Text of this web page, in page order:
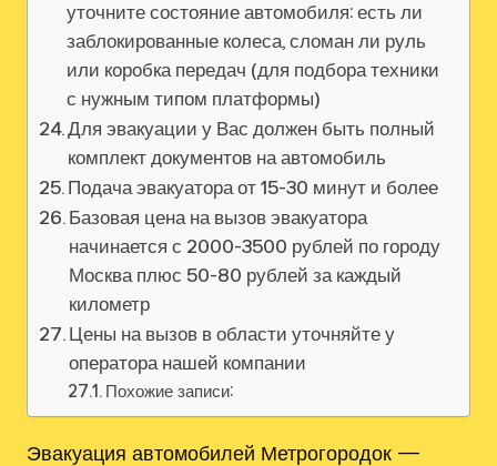
уточните состояние автомобиля: есть ли
заблокированные колеса, сломан ли руль
или коробка передач (для подбора техники
с нужным типом платформы)
Для эвакуации у Вас должен быть полный
комплект документов на автомобиль
Подача эвакуатора от 15-30 минут и более
Базовая цена на вызов эвакуатора
начинается с 2000-3500 рублей по городу
Москва плюс 50-80 рублей за каждый
километр
Цены на вызов в области уточняйте у
оператора нашей компании
Похожие записи:
Эвакуация автомобилей Метрогородок —